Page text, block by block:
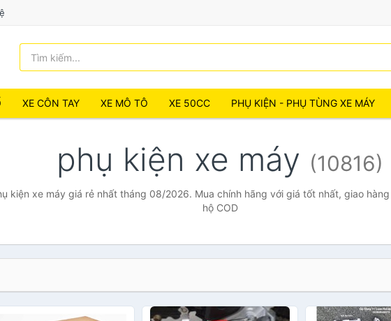
XE CÔN TAY XE MÔ TÔ XE 50CC PHỤ KIỆN - PHỤ TÙNG XE MÁY
phụ kiện xe máy (10816)
kiện xe máy giá rẻ nhất tháng 08/2026. Mua chính hãng với giá tốt nhất, giao
hộ COD